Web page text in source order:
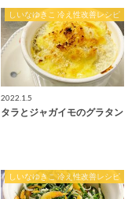
しいなゆきこ 冷え性改善レシピ
2022.1.5
タラとジャガイモのグラタン
しいなゆきこ 冷え性改善レシピ